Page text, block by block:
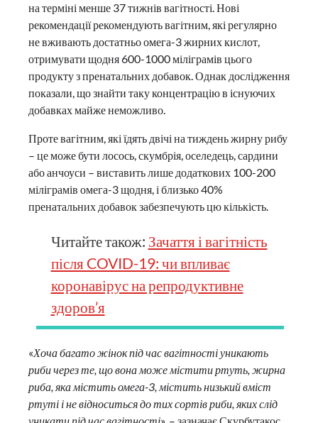
на терміні менше 37 тижнів вагітності. Нові
рекомендації рекомендують вагітним, які регулярно
не вживають достатньо омега-3 жирних кислот,
отримувати щодня 600-1000 міліграмів цього
продукту з пренатальних добавок. Однак дослідження
показали, що знайти таку концентрацію в існуючих
добавках майже неможливо.
Проте вагітним, які їдять двічі на тиждень жирну рибу
– це може бути лосось, скумбрія, оселедець, сардини
або анчоуси – виставить лише додаткових 100-200
міліграмів омега-3 щодня, і близько 40%
пренатальних добавок забезпечують цю кількість.
Читайте також: Зачаття і вагітність
після COVID-19: чи впливає
коронавірус на репродуктивне
здоров’я
«Хоча багато жінок під час вагітності уникають
риби через те, що вона може містити ртуть, жирна
риба, яка містить омега-3, містить низький вміст
ртуті і не відноситься до тих сортів риби, яких слід
уникати під час вагітності», – зазначає Скурбутакос.